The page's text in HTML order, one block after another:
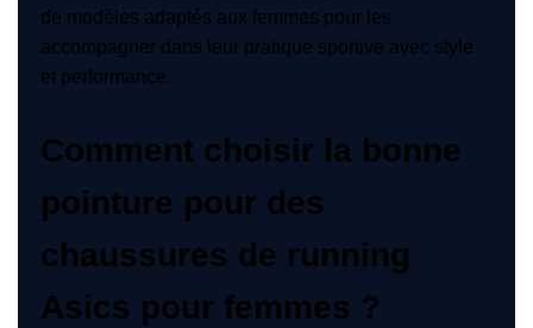
de modèles adaptés aux femmes pour les
accompagner dans leur pratique sportive avec style
et performance.
Comment choisir la bonne
pointure pour des
chaussures de running
Asics pour femmes ?